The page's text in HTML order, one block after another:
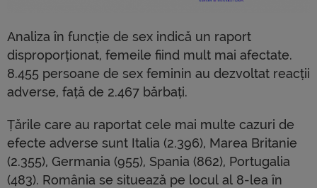
Analiza în funcție de sex indică un raport
disproporționat, femeile fiind mult mai afectate.
8.455 persoane de sex feminin au dezvoltat reacții
adverse, față de 2.467 bărbați.
Țările care au raportat cele mai multe cazuri de
efecte adverse sunt Italia (2.396), Marea Britanie
(2.355), Germania (955), Spania (862), Portugalia
(483). România se situează pe locul al 8-lea în